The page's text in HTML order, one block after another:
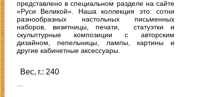
представлено в специальном разделе на сайте
«Руси Великой». Наша коллекция это: сотни
разнообразных настольных письменных
наборов, визитницы, печати, статуэтки и
скульптурные композиции с авторским
дизайном, пепельницы, лампы, картины и
другие кабинетные аксессуары.
Вес, г.: 240